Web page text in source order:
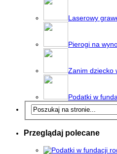
Laserowy
Pierogi na
Zanim dziecko
Podatki w
Przeglądaj polecane